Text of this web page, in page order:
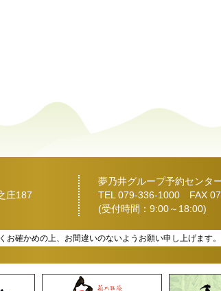
庄187
夢乃井グループ予約センタ
TEL079-336-1000 FAX
(受付時間：9:00～18:00)
確かめの上、お間違いのないようお願い申し上げます。